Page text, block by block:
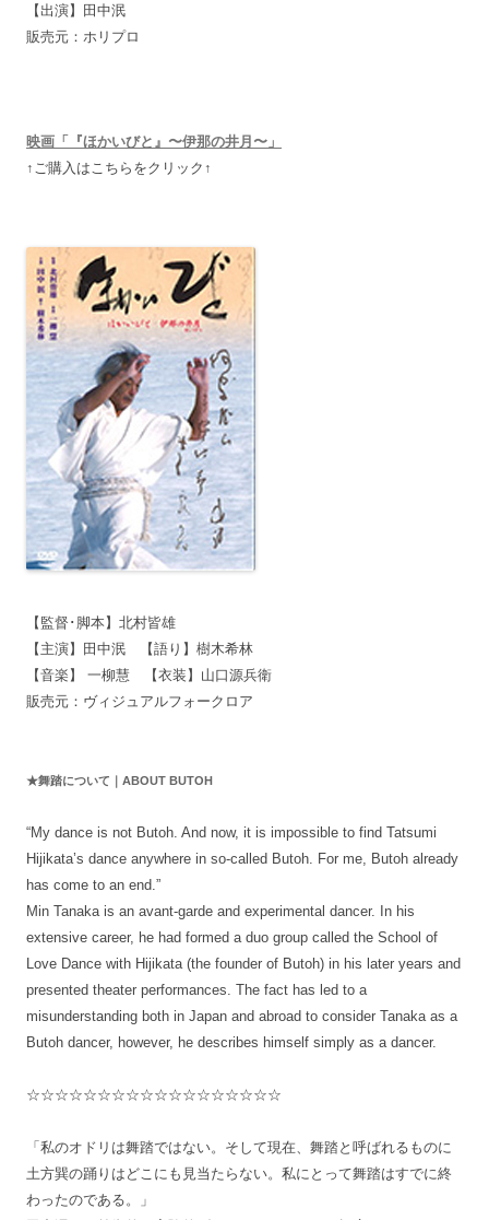
【出演】田中泯
販売元：ホリプロ
映画「『ほかいびと』〜伊那の井月〜」
↑ご購入はこちらをクリック↑
【監督･脚本】北村皆雄
【主演】田中泯 【語り】樹木希林
【音楽】 一柳慧 【衣装】山口源兵衛
販売元：ヴィジュアルフォークロア
★舞踏について｜ABOUT BUTOH
“My dance is not Butoh. And now, it is impossible to find Tatsumi
Hijikata’s dance anywhere in so-called Butoh. For me, Butoh already
has come to an end.”
Min Tanaka is an avant-garde and experimental dancer. In his
extensive career, he had formed a duo group called the School of
Love Dance with Hijikata (the founder of Butoh) in his later years and
presented theater performances. The fact has led to a
misunderstanding both in Japan and abroad to consider Tanaka as a
Butoh dancer, however, he describes himself simply as a dancer.
☆☆☆☆☆☆☆☆☆☆☆☆☆☆☆☆☆☆
「私のオドリは舞踏ではない。そして現在、舞踏と呼ばれるものに
土方巽の踊りはどこにも見当たらない。私にとって舞踏はすでに終
わったのである。」